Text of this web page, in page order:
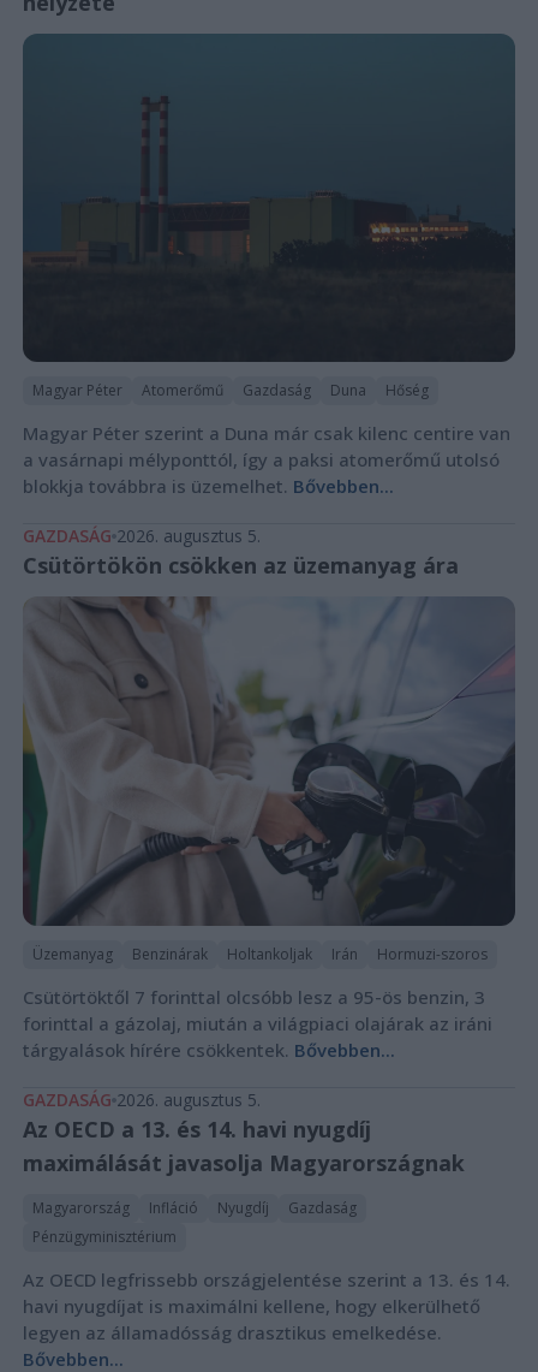
Magyar Péter Atomerőmű Gazdaság Duna Hőség
Magyar Péter szerint a Duna már csak kilenc centire van
a vasárnapi mélyponttól, így a paksi atomerőmű utolsó
blokkja továbbra is üzemelhet. Bővebben...
GAZDASÁG 2026. augusztus 5.
Csütörtökön csökken az üzemanyag ára
Üzemanyag Benzinárak Holtankoljak Irán Hormuzi-szoros
Csütörtöktől 7 forinttal olcsóbb lesz a 95-ös benzin, 3
forinttal a gázolaj, miután a világpiaci olajárak az iráni
tárgyalások hírére csökkentek. Bővebben...
GAZDASÁG 2026. augusztus 5.
Az OECD a 13. és 14. havi nyugdíj
maximálását javasolja Magyarországnak
Magyarország Infláció Nyugdíj
Gazdaság
Pénzügyminisztérium
Az OECD legfrissebb országjelentése szerint a 13. és 14.
havi nyugdíjat is maximálni kellene, hogy elkerülhető
legyen az államadósság drasztikus emelkedése.
Bővebben...